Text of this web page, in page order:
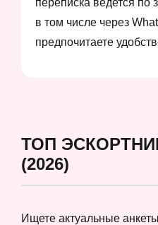
в том числе через
предпочитаете
ТОП
(2026)
Ищете актуальные